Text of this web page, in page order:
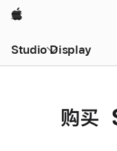
Apple
Studio Display
购买